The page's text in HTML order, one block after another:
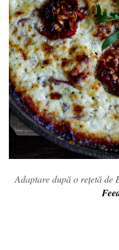
Adaptare după o rețetă de